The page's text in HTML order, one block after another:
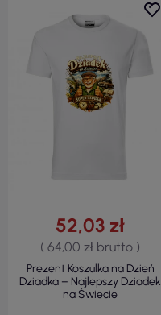
52,03 zł
( 64,00 zł brutto )
Prezent Koszulka na Dzień
Dziadka – Najlepszy Dziadek
na Świecie